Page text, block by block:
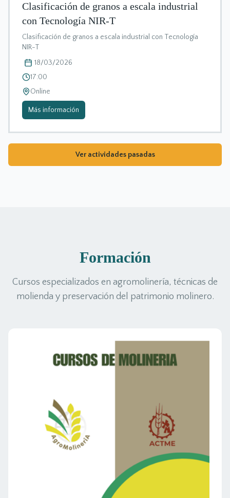
Clasificación de granos a escala industrial
con Tecnología NIR-T
Clasificación de granos a escala industrial con Tecnología
NIR-T
18/03/2026
17:00
Online
Más información
Ver actividades pasadas
Formación
Cursos especializados en agromolinería, técnicas de
molienda y preservación del patrimonio molinero.